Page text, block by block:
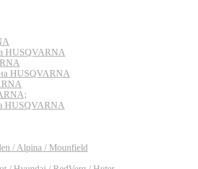
HUSQVARNA
HUSQVARNA
HUSQVARNA
/ Alpina / Mounfield